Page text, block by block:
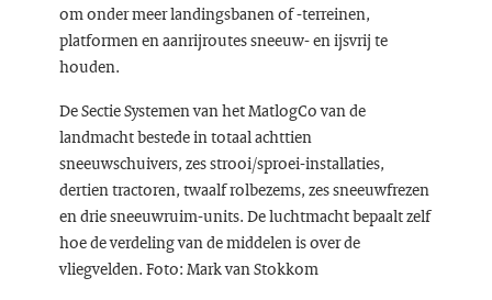
om onder meer landingsbanen of -terreinen,
platformen en aanrijroutes sneeuw- en ijsvrij te
houden.
De Sectie Systemen van het MatlogCo van de
landmacht bestede in totaal achttien
sneeuwschuivers, zes strooi/sproei-installaties,
dertien tractoren, twaalf rolbezems, zes sneeuwfrezen
en drie sneeuwruim-units. De luchtmacht bepaalt zelf
hoe de verdeling van de middelen is over de
vliegvelden. Foto: Mark van Stokkom